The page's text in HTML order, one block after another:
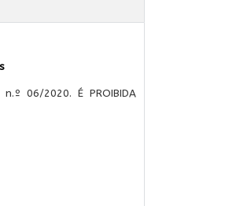
06/2020. É PROIBIDA